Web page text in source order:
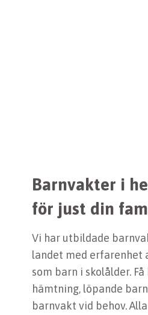
Barnvakter i
för just din
Vi har utbildade
landet med erfarenhet
som barn i skolålder.
hämtning, löpande
barnvakt vid behov.